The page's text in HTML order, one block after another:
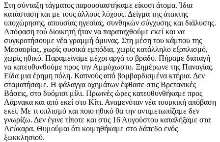
Στη σύνταξη τάγματος παρουσιαστήκαμε είκοσι άτομα. Ίδια
κατάσταση και με τους άλλους λόχους. Δείγμα της άτακτης
υποχώρησης, απουσίας ηγεσίας, συνθηκών σύγχυσης και διάλυσης.
Απόφαση τού διοικητή ήταν να παραταχθούμε εκεί και να
συγκροτήσουμε νέα γραμμή άμυνας. Στη μέση του κάμπου της
Μεσαορίας, χωρίς φυσικά εμπόδια, χωρίς κατάλληλο εξοπλισμό,
χωρίς ηθικό. Παραμείναμε μέχρι αργά το βράδυ. Πήραμε διαταγή
να κατευθυνθούμε προς την Αμμόχωστο. Ξημέρωνε της Παναγίας.
Είδα μια έρημη πόλη. Καπνούς από βομβαρδισμένα κτήρια. Δεν
σταματήσαμε. Η φάλαγγα οχημάτων έφθασε στις Βρετανικές
Βάσεις, στο δυόμισι μίλι. Πρωινές ώρες κατευθυνθήκαμε προς
Λάρνακα και από εκεί στο Κίτι. Αναμενόταν νέα τουρκική απόβαση
εκεί. Με τι οπλισμό και ποιο ηθικό θα την αντιμετωπίζαμε δεν
γνωρίζω. Δεν έγινε τίποτε και στις 16 Αυγούστου καταλήξαμε στα
Λεύκαρα. Θυμούμαι ότι κοιμηθήκαμε στο δάπεδο ενός
ξωκκλησιού.